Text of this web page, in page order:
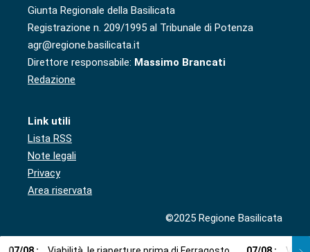
Giunta Regionale della Basilicata
Registrazione n. 209/1995 al Tribunale di Potenza
agr@regione.basilicata.it
Direttore responsabile: Massimo Brancati
Redazione
Link utili
Lista RSS
Note legali
Privacy
Area riservata
©2025 Regione Basilicata